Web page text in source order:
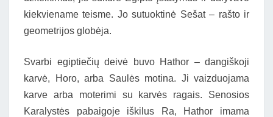
kiekviename teisme. Jo sutuoktinė Sešat – rašto ir
geometrijos globėja.
Svarbi egiptiečių deivė buvo Hathor – dangiškoji
karvė, Horo, arba Saulės motina. Ji vaizduojama
karve arba moterimi su karvės ragais. Senosios
Karalystės pabaigoje iškilus Ra, Hathor imama